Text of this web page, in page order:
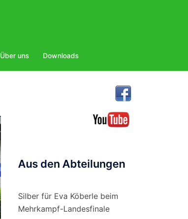
Über uns Downloads
Aus den Abteilungen
Silber für Eva Köberle beim
Mehrkampf-Landesfinale